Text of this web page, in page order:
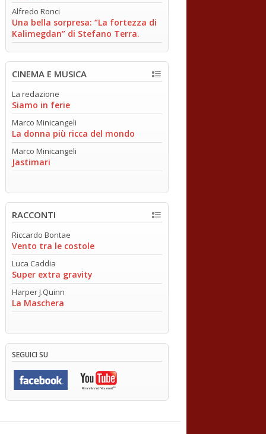
Alfredo Ronci
Una bella sorpresa: “La fortezza di
Kalimegdan” di Stefano Terra.
CINEMA E MUSICA
La redazione
Siamo in ferie
Marco Minicangeli
La donna più ricca del mondo
Marco Minicangeli
Jastimari
RACCONTI
Riccardo Bontae
Vento tra le costole
Luca Caddia
Super extra gravity
Harper J.Quinn
La Maschera
SEGUICI SU